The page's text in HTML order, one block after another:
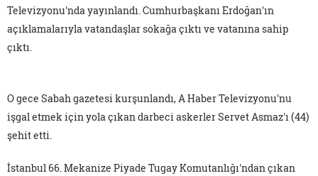
Televizyonu'nda yayınlandı. Cumhurbaşkanı Erdoğan'ın
açıklamalarıyla vatandaşlar sokağa çıktı ve vatanına sahip
çıktı.
O gece Sabah gazetesi kurşunlandı, A Haber Televizyonu'nu
işgal etmek için yola çıkan darbeci askerler Servet Asmaz'ı (44)
şehit etti.
İstanbul 66. Mekanize Piyade Tugay Komutanlığı'ndan çıkan